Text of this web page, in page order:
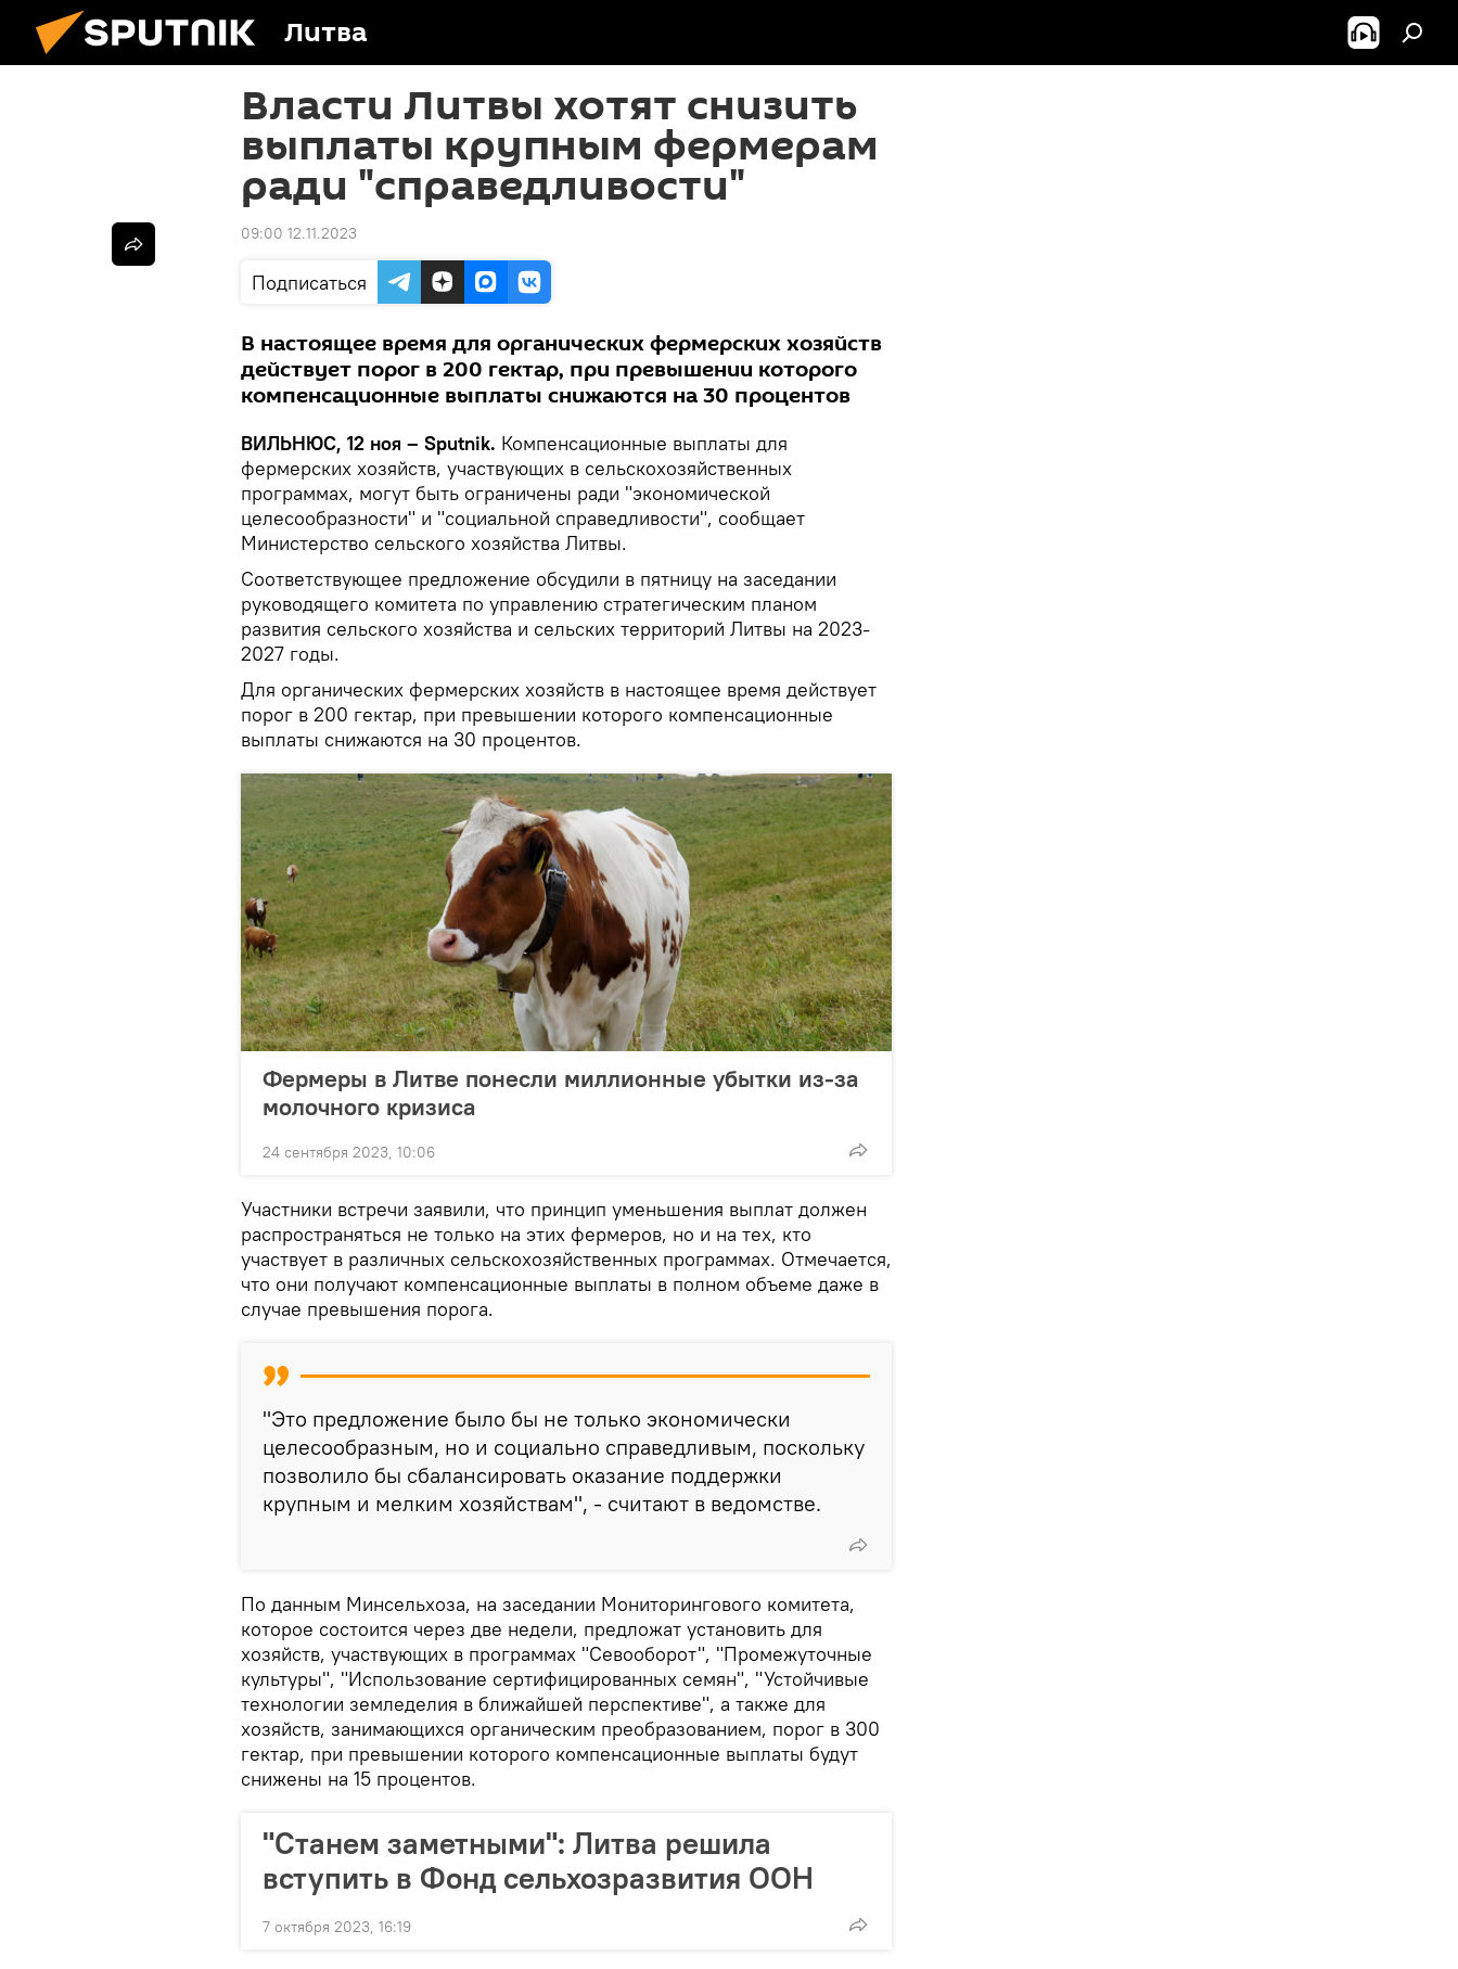
Литва
Власти Литвы хотят снизить
выплаты крупным фермерам
ради "справедливости"
09:00 12.11.2023
Подписаться
В настоящее время для органических фермерских хозяйств
действует порог в 200 гектар, при превышении которого
компенсационные выплаты снижаются на 30 процентов
ВИЛЬНЮС, 12 ноя – Sputnik. Компенсационные выплаты для
фермерских хозяйств, участвующих в сельскохозяйственных
программах, могут быть ограничены ради "экономической
целесообразности" и "социальной справедливости", сообщает
Министерство сельского хозяйства Литвы.
Соответствующее предложение обсудили в пятницу на заседании
руководящего комитета по управлению стратегическим планом
развития сельского хозяйства и сельских территорий Литвы на 2023-
2027 годы.
Для органических фермерских хозяйств в настоящее время действует
порог в 200 гектар, при превышении которого компенсационные
выплаты снижаются на 30 процентов.
Фермеры в Литве понесли миллионные убытки из-за
молочного кризиса
24 сентября 2023, 10:06
Участники встречи заявили, что принцип уменьшения выплат должен
распространяться не только на этих фермеров, но и на тех, кто
участвует в различных сельскохозяйственных программах. Отмечается,
что они получают компенсационные выплаты в полном объеме даже в
случае превышения порога.
"Это предложение было бы не только экономически
целесообразным, но и социально справедливым, поскольку
позволило бы сбалансировать оказание поддержки
крупным и мелким хозяйствам", - считают в ведомстве.
По данным Минсельхоза, на заседании Мониторингового комитета,
которое состоится через две недели, предложат установить для
хозяйств, участвующих в программах "Севооборот", "Промежуточные
культуры", "Использование сертифицированных семян", "Устойчивые
технологии земледелия в ближайшей перспективе", а также для
хозяйств, занимающихся органическим преобразованием, порог в 300
гектар, при превышении которого компенсационные выплаты будут
снижены на 15 процентов.
"Станем заметными": Литва решила
вступить в Фонд сельхозразвития ООН
7 октября 2023, 16:19